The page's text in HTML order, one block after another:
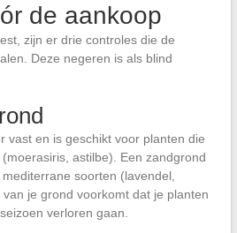
de aankoop
zijn er drie controles die de
Deze negeren is als blind
vast en is geschikt voor planten die
astilbe). Een zandgrond
soorten (lavendel,
je grond voorkomt dat je planten
verloren gaan.